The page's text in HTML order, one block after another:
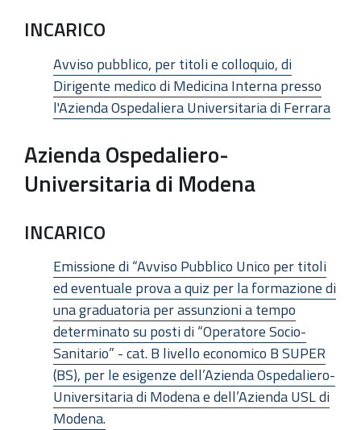
INCARICO
Avviso pubblico, per titoli e colloquio, di
Dirigente medico di Medicina Interna presso
l'Azienda Ospedaliera Universitaria di Ferrara
Azienda Ospedaliero-
Universitaria di Modena
INCARICO
Emissione di “Avviso Pubblico Unico per titoli
ed eventuale prova a quiz per la formazione di
una graduatoria per assunzioni a tempo
determinato su posti di “Operatore Socio-
Sanitario” - cat. B livello economico B SUPER
(BS), per le esigenze dell’Azienda Ospedaliero-
Universitaria di Modena e dell’Azienda USL di
Modena.